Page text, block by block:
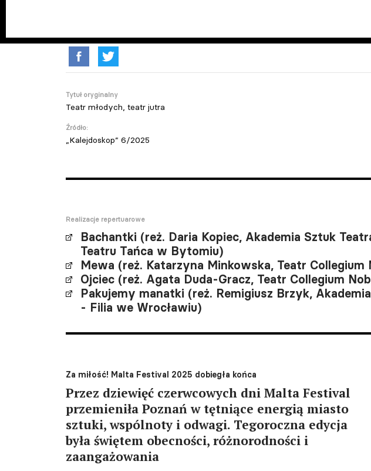
Tytuł oryginalny
Teatr młodych, teatr jutra
Źródło:
„Kalejdoskop” 6/2025
Realizacje repertuarowe
Bachantki (reż. Daria Kopiec, Akademia Sztuk
Teatru Tańca w Bytomiu)
Mewa (reż. Katarzyna Minkowska, Teatr Collegium
Ojciec (reż. Agata Duda-Gracz, Teatr Collegium
Pakujemy manatki (reż. Remigiusz Brzyk,
- Filia we Wrocławiu)
Za miłość! Malta Festival 2025 dobiegła końca
Przez dziewięć czerwcowych dni Malta Festival
przemieniła Poznań w tętniące energią miasto
sztuki, wspólnoty i odwagi. Tegoroczna edycja
była świętem obecności, różnorodności i
zaangażowania